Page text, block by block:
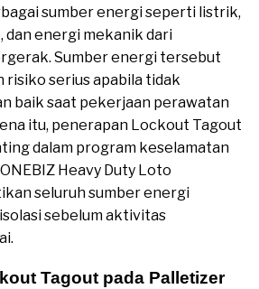
sumber energi seperti listrik,
dan energi mekanik dari
Sumber energi tersebut
risiko serius apabila tidak
baik saat pekerjaan perawatan
itu, penerapan Lockout Tagout
dalam program keselamatan
Heavy Duty Loto
seluruh sumber energi
sebelum aktivitas
Tagout pada Palletizer